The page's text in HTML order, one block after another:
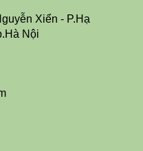
Xiển - P.Hạ
Nội